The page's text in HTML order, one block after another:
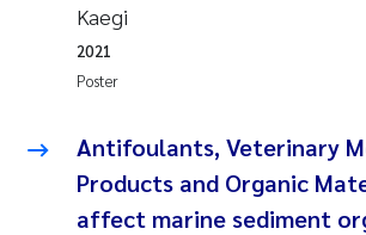
Kaegi
Poster
2021
Antifoulants, Veterinary
Products and Organic
affect marine sediment